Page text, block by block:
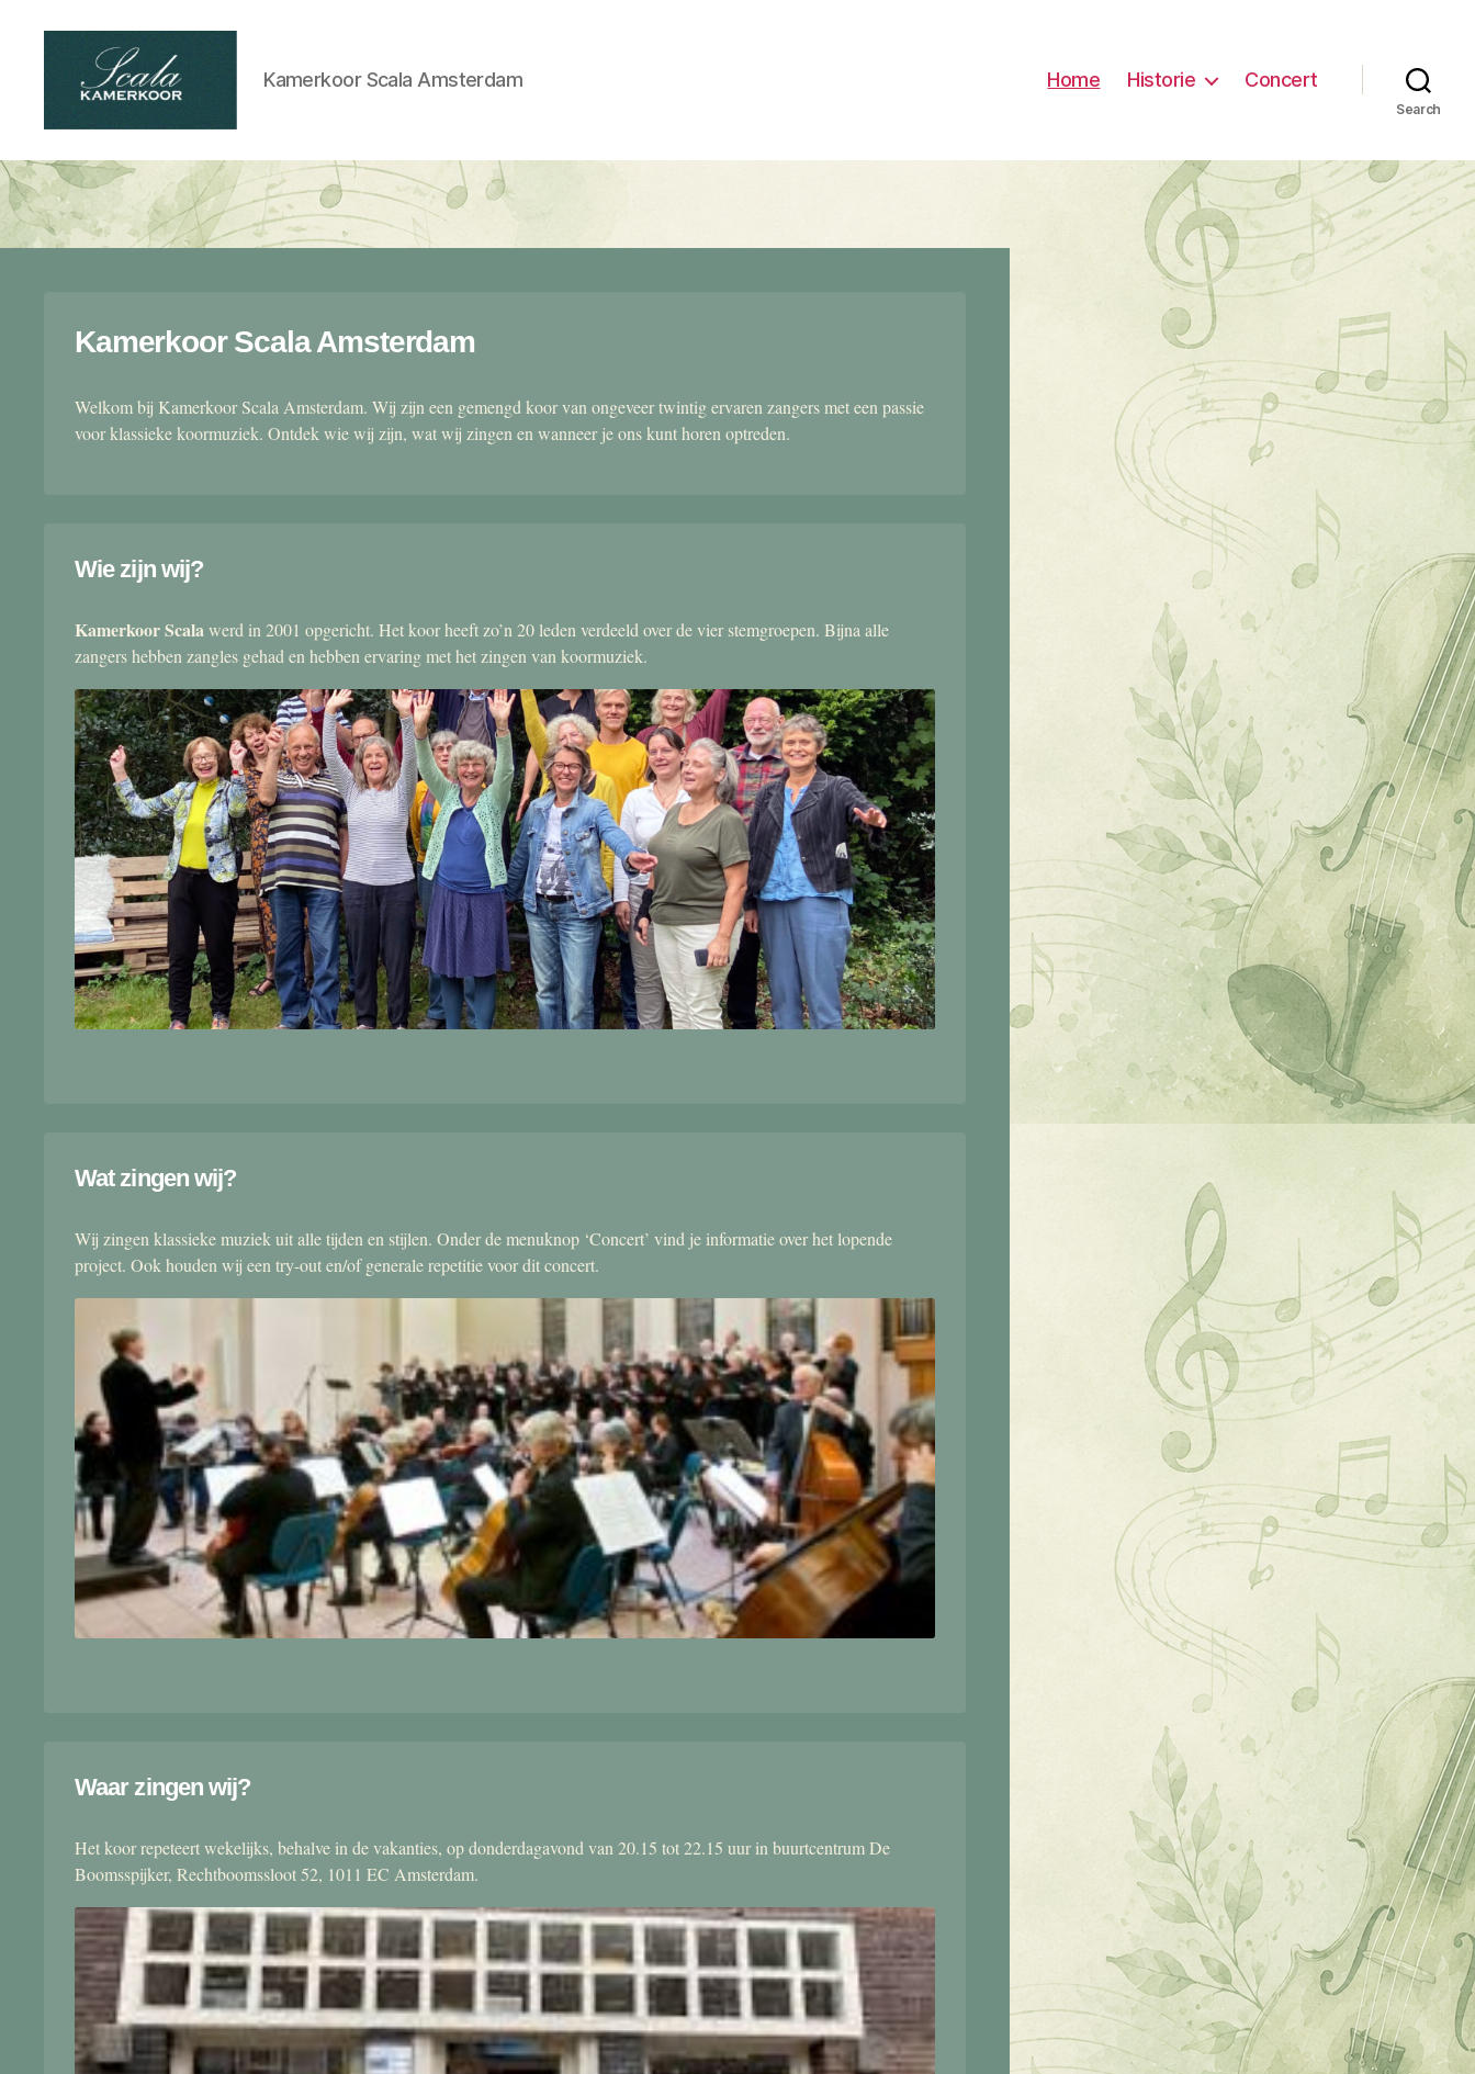
kamerkoor
Kamerkoor Scala Amsterdam Home Historie Concert
Search
Kamerkoor Scala Amsterdam
Welkom bij Kamerkoor Scala Amsterdam. Wij zijn een gemengd koor van ongeveer twintig ervaren zangers met een passie
voor klassieke koormuziek. Ontdek wie wij zijn, wat wij zingen en wanneer je ons kunt horen optreden.
Wie zijn wij?
Kamerkoor Scalawerd in 2001 opgericht. Het koor heeft zo’n 20 leden verdeeld over de vier stemgroepen. Bijna alle
zangers hebben zangles gehad en hebben ervaring met het zingen van koormuziek.
Wat zingen wij?
Wij zingen klassieke muziek uit alle tijden en stijlen. Onder de menuknop ‘Concert’ vind je informatie over het lopende
project. Ook houden wij een try-out en/of generale repetitie voor dit concert.
Waar zingen wij?
Het koor repeteert wekelijks, behalve in de vakanties, op donderdagavond van 20.15 tot 22.15 uur in buurtcentrum De
Boomsspijker, Rechtboomssloot 52, 1011 EC Amsterdam.